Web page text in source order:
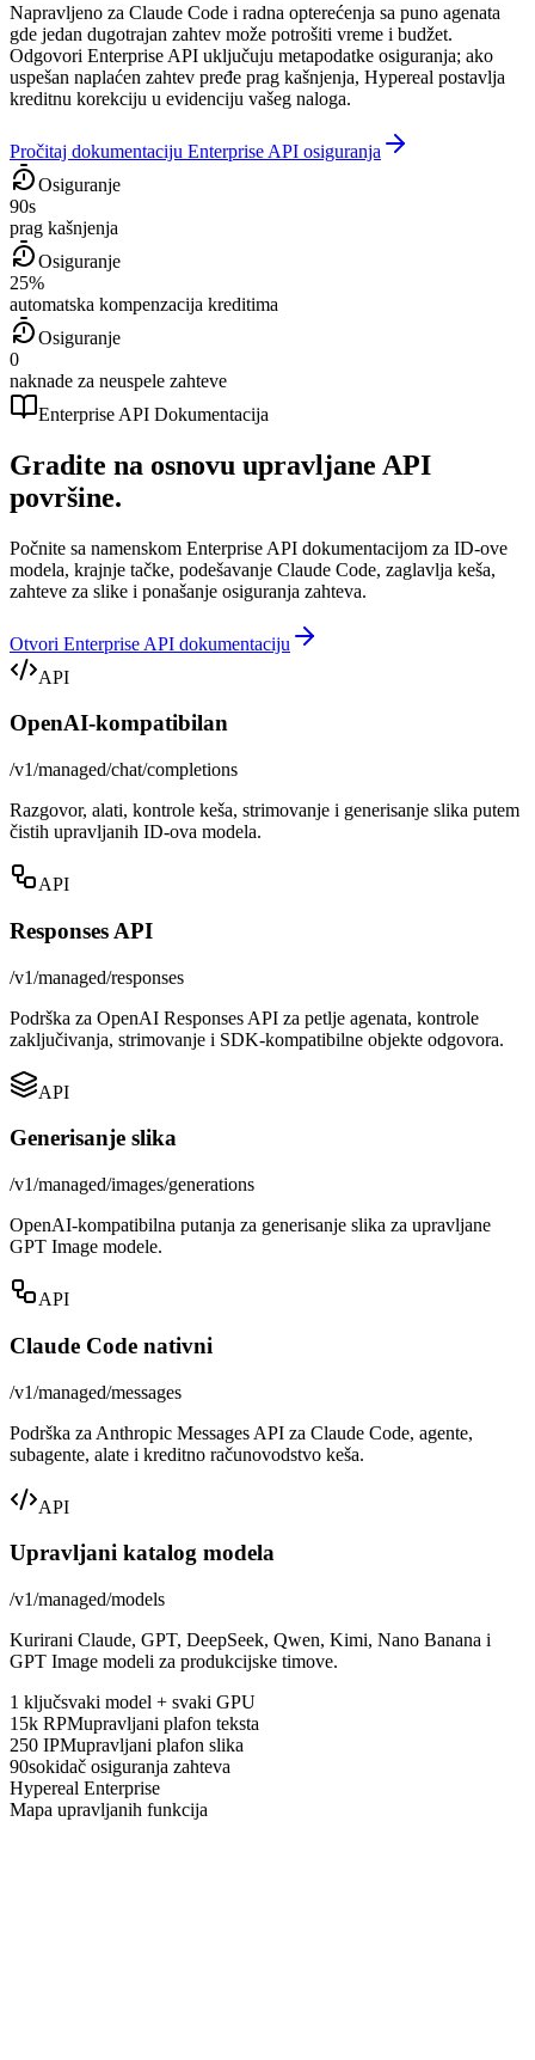
Napravljeno za Claude Code i radna opterećenja sa puno agenata
gde jedan dugotrajan zahtev može potrošiti vreme i budžet.
Odgovori Enterprise API uključuju metapodatke osiguranja; ako
uspešan naplaćen zahtev pređe prag kašnjenja, Hypereal postavlja
kreditnu korekciju u evidenciju vašeg naloga.
Pročitaj dokumentaciju Enterprise API osiguranja
Osiguranje
90s
prag kašnjenja
Osiguranje
25%
automatska kompenzacija kreditima
Osiguranje
0
naknade za neuspele zahteve
Enterprise API Dokumentacija
Gradite na osnovu upravljane API
površine.
Počnite sa namenskom Enterprise API dokumentacijom za ID-ove
modela, krajnje tačke, podešavanje Claude Code, zaglavlja keša,
zahteve za slike i ponašanje osiguranja zahteva.
Otvori Enterprise API dokumentaciju
API
OpenAI-kompatibilan
/v1/managed/chat/completions
Razgovor, alati, kontrole keša, strimovanje i generisanje slika putem
čistih upravljanih ID-ova modela.
API
Responses API
/v1/managed/responses
Podrška za OpenAI Responses API za petlje agenata, kontrole
zaključivanja, strimovanje i SDK-kompatibilne objekte odgovora.
API
Generisanje slika
/v1/managed/images/generations
OpenAI-kompatibilna putanja za generisanje slika za upravljane
GPT Image modele.
API
Claude Code nativni
/v1/managed/messages
Podrška za Anthropic Messages API za Claude Code, agente,
subagente, alate i kreditno računovodstvo keša.
API
Upravljani katalog modela
/v1/managed/models
Kurirani Claude, GPT, DeepSeek, Qwen, Kimi, Nano Banana i
GPT Image modeli za produkcijske timove.
1 ključsvaki model + svaki GPU
15k RPMupravljani plafon teksta
250 IPMupravljani plafon slika
90sokidač osiguranja zahteva
Hypereal Enterprise
Mapa upravljanih funkcija